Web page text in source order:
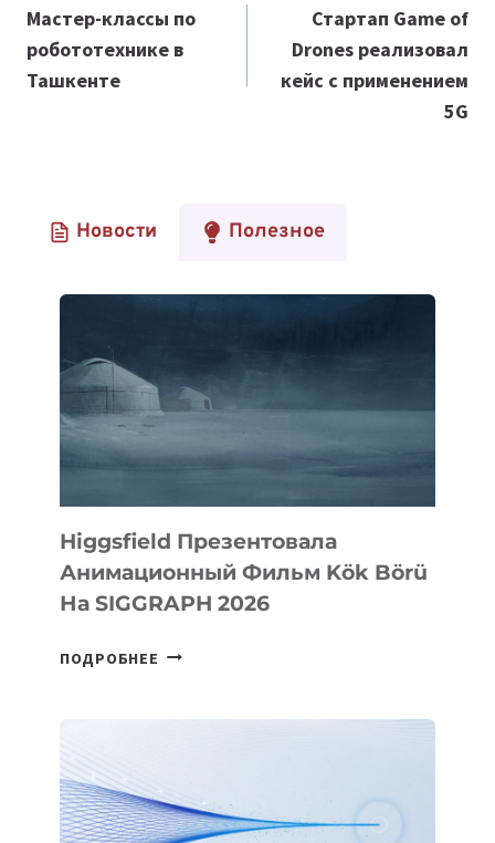
по
записям
Мастер-классы по
робототехнике в
Ташкенте
Стартап Game of
Drones реализовал
кейс с применением
5G
Новости Полезное
Higgsfield Презентовала
Анимационный Фильм Kök Börü
На SIGGRAPH 2026
ПОДРОБНЕЕ HIGGSFIELD
НА